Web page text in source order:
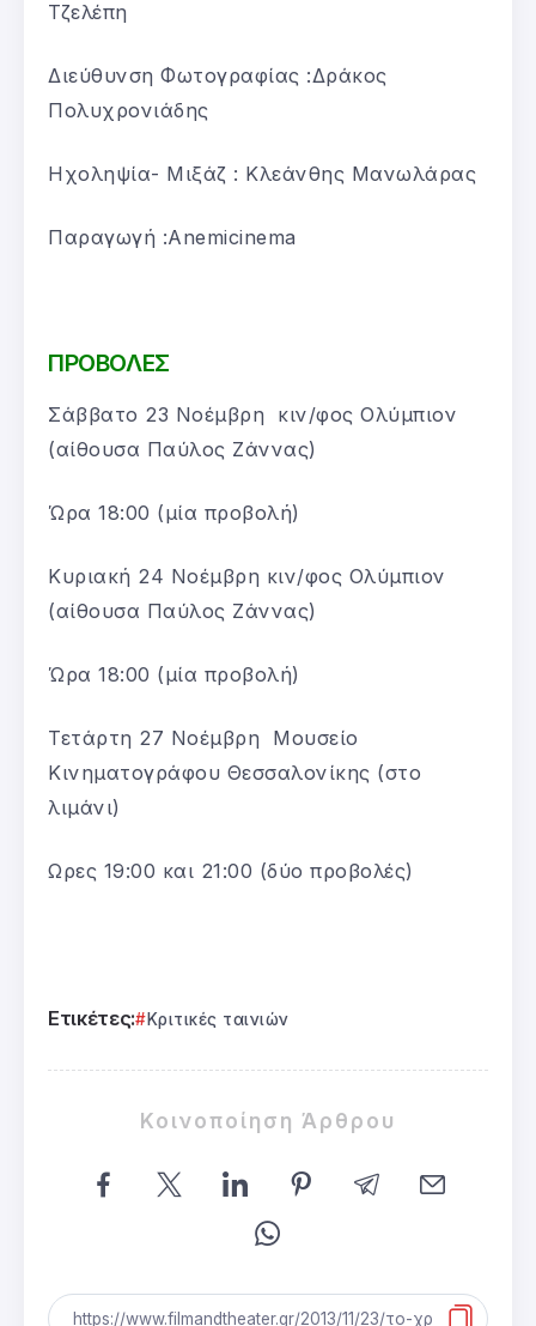
Τζελέπη
Διεύθυνση Φωτογραφίας :Δράκος
Πολυχρονιάδης
Ηχοληψία- Μιξάζ : Kλεάνθης Μανωλάρας
Παραγωγή :Anemicinema
ΠΡΟΒΟΛΕΣ
Σάββατο 23 Νοέμβρη κιν/φος Ολύμπιον
(αίθουσα Παύλος Ζάννας)
Ώρα 18:00 (μία προβολή)
Κυριακή 24 Νοέμβρη κιν/φος Ολύμπιον
(αίθουσα Παύλος Ζάννας)
Ώρα 18:00 (μία προβολή)
Τετάρτη 27 Νοέμβρη Μουσείο
Κινηματογράφου Θεσσαλονίκης (στο
λιμάνι)
Ωρες 19:00 και 21:00 (δύο προβολές)
Ετικέτες: Κριτικές ταινιών
Κοινοποίηση Άρθρου